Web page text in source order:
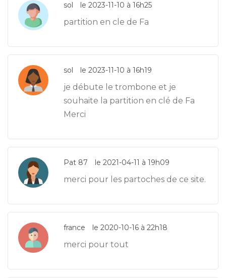
sol le 2023-11-10 à 16h25
partition en cle de Fa
sol le 2023-11-10 à 16h19
je débute le trombone et je
souhaite la partition en clé de Fa
Merci
Pat 87 le 2021-04-11 à 19h09
merci pour les partoches de ce site.
france le 2020-10-16 à 22h18
merci pour tout